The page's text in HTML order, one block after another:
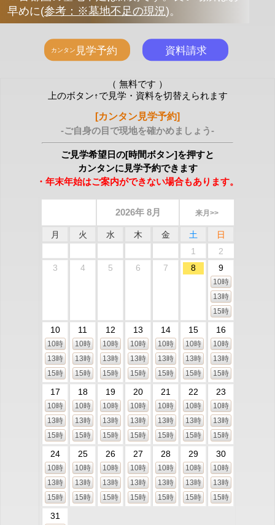
早めに(参考：※墓地不足の現況)。
（ 無料です ）
上のボタン↑で見学・資料を切替えられます
[カンタン見学予約]
-ご自身の目で現地を確かめましょう-
ご見学希望日の[時間ボタン]を押すと
カンタンに見学予約できます
・年末年始はご案内ができない場合もあります。
2026年 8月 来月>>
月 火 水 木 金 土
日
1
2
3
4 5 6 7 8 9
10時
13時
15時
10
10時
13時
15時
11
10時
13時
15時
12
10時
13時
15時
13
10時
13時
15時
14
10時
13時
15時
15
10時
13時
15時
16
10時
13時
15時
17
10時
13時
15時
18
10時
13時
15時
19
10時
13時
15時
20
10時
13時
15時
21
10時
13時
15時
22
10時
13時
15時
23
10時
13時
15時
24
10時
13時
15時
25
10時
13時
15時
26
10時
13時
15時
27
10時
13時
15時
28
10時
13時
15時
29
10時
13時
15時
30
10時
13時
15時
31